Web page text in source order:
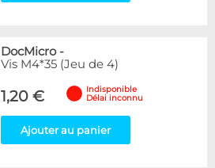
DocMicro-
Vis M4*35 (Jeu de 4)
1,20 €
Indisponible
Délai inconnu
Ajouter au panier